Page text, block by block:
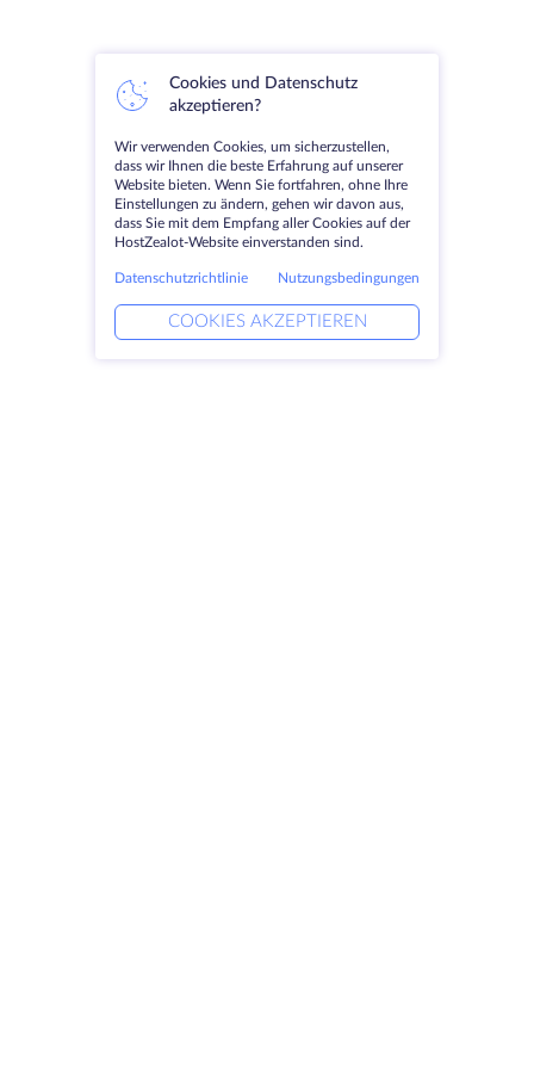
Cookies und Datenschutz
akzeptieren?
Wir verwenden Cookies, um sicherzustellen,
dass wir Ihnen die beste Erfahrung auf unserer
Website bieten. Wenn Sie fortfahren, ohne Ihre
Einstellungen zu ändern, gehen wir davon aus,
dass Sie mit dem Empfang aller Cookies auf der
HostZealot-Website einverstanden sind.
Datenschutzrichtlinie Nutzungsbedingungen
COOKIES AKZEPTIEREN